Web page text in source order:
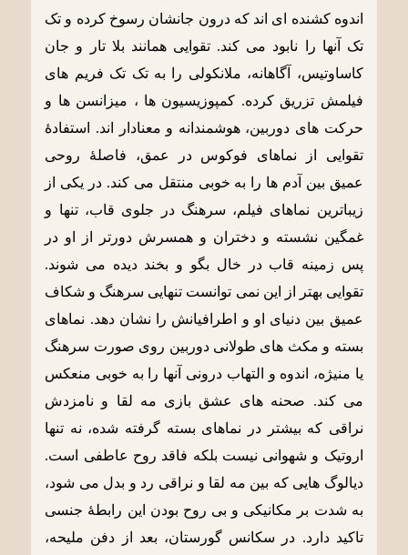
اندوه کشنده ای اند که درون جانشان رسوخ کرده و تک
تک آنها را نابود می کند. تقوایی همانند بلا تار و جان
کاساوتیس، آگاهانه، ملانکولی را به تک تک فریم های
فیلمش تزریق کرده. کمپوزیسیون ها ، میزانسن ها و
حرکت های دوربین، هوشمندانه و معنادار اند. استفادۀ
تقوایی از نماهای فوکوس در عمق، فاصلۀ روحی
عمیق بین آدم ها را به خوبی منتقل می کند. در یکی از
زیباترین نماهای فیلم، سرهنگ در جلوی قاب، تنها و
غمگین نشسته و دختران و همسرش دورتر از او در
پس زمینه قاب در خال بگو و بخند دیده می شوند.
تقوایی بهتر از این نمی توانست تنهایی سرهنگ و شکاف
عمیق بین دنیای او و اطرافیانش را نشان دهد. نماهای
بسته و مکث های طولانی دوربین روی صورت سرهنگ
یا منیژه، اندوه و التهاب درونی آنها را به خوبی منعکس
می کند. صحنه های عشق بازی مه لقا و نامزدش
نراقی که بیشتر در نماهای بسته گرفته شده، نه تنها
اروتیک و شهوانی نیست بلکه فاقد روح عاطفی است.
دیالوگ هایی که بین مه لقا و نراقی رد و بدل می شود،
به شدت بر مکانیکی و بی روح بودن این رابطۀ جنسی
تاکید دارد. در سکانس گورستان، بعد از دفن ملیحه،